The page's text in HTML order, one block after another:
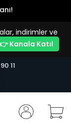
indirimler ve
👉 Kanala Katıl
11